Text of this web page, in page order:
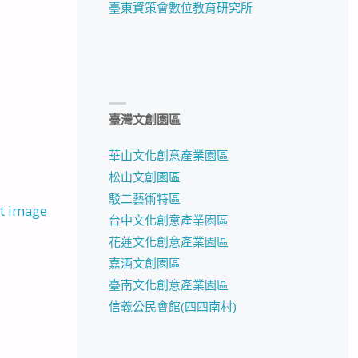
image
臺東資策會數位教育研究所
臺灣文創園區
華山文化創意產業園區
松山文創園區
駁二藝術特區
台中文化創意產業園區
花蓮文化創意產業園區
嘉酒文創園區
臺南文化創意產業園區
信義公民會館(四四南村)